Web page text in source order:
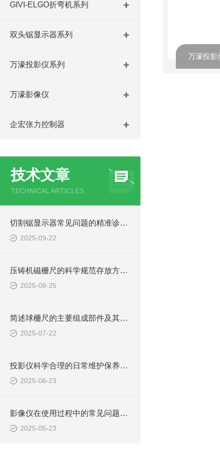
GIVI-ELGO折弯机系列
双头锯显示器系列
万濠投影仪系列
万濠影像仪
企宏张力控制器
技术文章
TECHNICAL ARTICLES
切割锯显示器常见问题的精准诊断与快速解决方法分享
2025-09-22
压铸机磁栅尺的科学规范存放方法介绍
2025-08-25
简述球栅尺的主要组成部件及其功能特点
2025-07-22
投影仪科学合理的日常维护保养方法分享
2025-06-23
影像仪在使用过程中的常见问题相应解决方法分享
2025-05-23